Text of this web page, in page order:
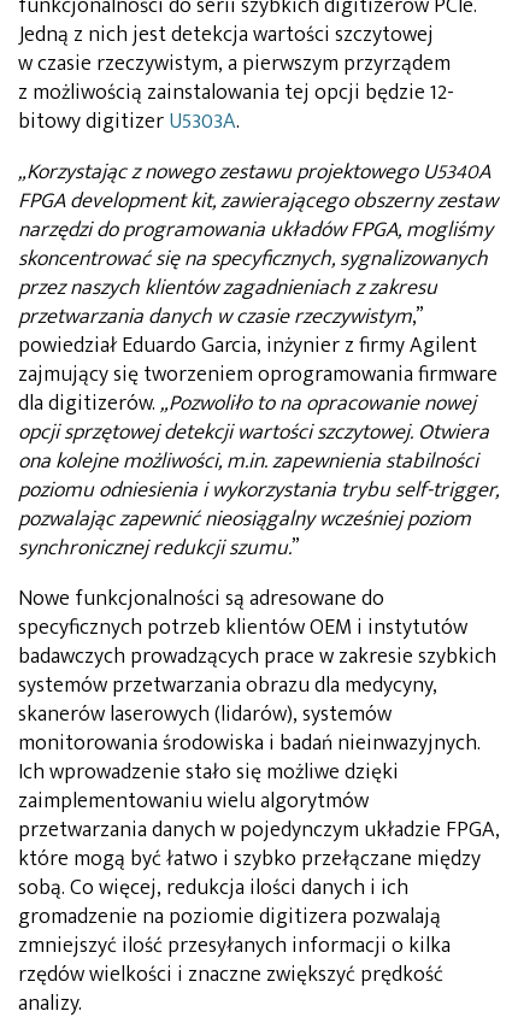
Jedną z nich jest detekcja wartości szczytowej
w czasie rzeczywistym, a pierwszym przyrządem
z możliwością zainstalowania tej opcji będzie 12-
bitowy digitizerU5303A.
„Korzystając z nowego zestawu projektowego U5340A
FPGA development kit, zawierającego obszerny zestaw
narzędzi do programowania układów FPGA, mogliśmy
skoncentrować się na specyficznych, sygnalizowanych
przez naszych klientów zagadnieniach z zakresu
przetwarzania danych w czasie rzeczywistym,”
powiedział Eduardo Garcia, inżynier z firmy Agilent
zajmujący się tworzeniem oprogramowania firmware
dla digitizerów.„Pozwoliło to na opracowanie nowej
opcji sprzętowej detekcji wartości szczytowej. Otwiera
ona kolejne możliwości, m.in. zapewnienia stabilności
poziomu odniesienia i wykorzystania trybu self-trigger,
pozwalając zapewnić nieosiągalny wcześniej poziom
synchronicznej redukcji szumu.”
Nowe funkcjonalności są adresowane do
specyficznych potrzeb klientów OEM i instytutów
badawczych prowadzących prace w zakresie szybkich
systemów przetwarzania obrazu dla medycyny,
skanerów laserowych (lidarów), systemów
monitorowania środowiska i badań nieinwazyjnych.
Ich wprowadzenie stało się możliwe dzięki
zaimplementowaniu wielu algorytmów
przetwarzania danych w pojedynczym układzie FPGA,
które mogą być łatwo i szybko przełączane między
sobą. Co więcej, redukcja ilości danych i ich
gromadzenie na poziomie digitizera pozwalają
zmniejszyć ilość przesyłanych informacji o kilka
rzędów wielkości i znaczne zwiększyć prędkość
analizy.